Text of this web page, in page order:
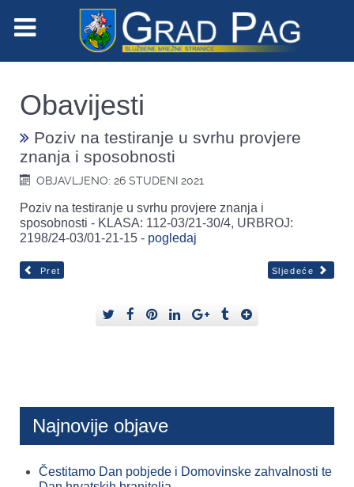
Obavijesti
Poziv na testiranje u svrhu provjere
znanja i sposobnosti
OBJAVLJENO: 26 STUDENI 2021
Poziv na testiranje u svrhu provjere znanja i
sposobnosti - KLASA: 112-03/21-30/4, URBROJ:
2198/24-03/01-21-15 - pogledaj
Pret Sljedeće
Najnovije objave
Čestitamo Dan pobjede i Domovinske zahvalnosti te